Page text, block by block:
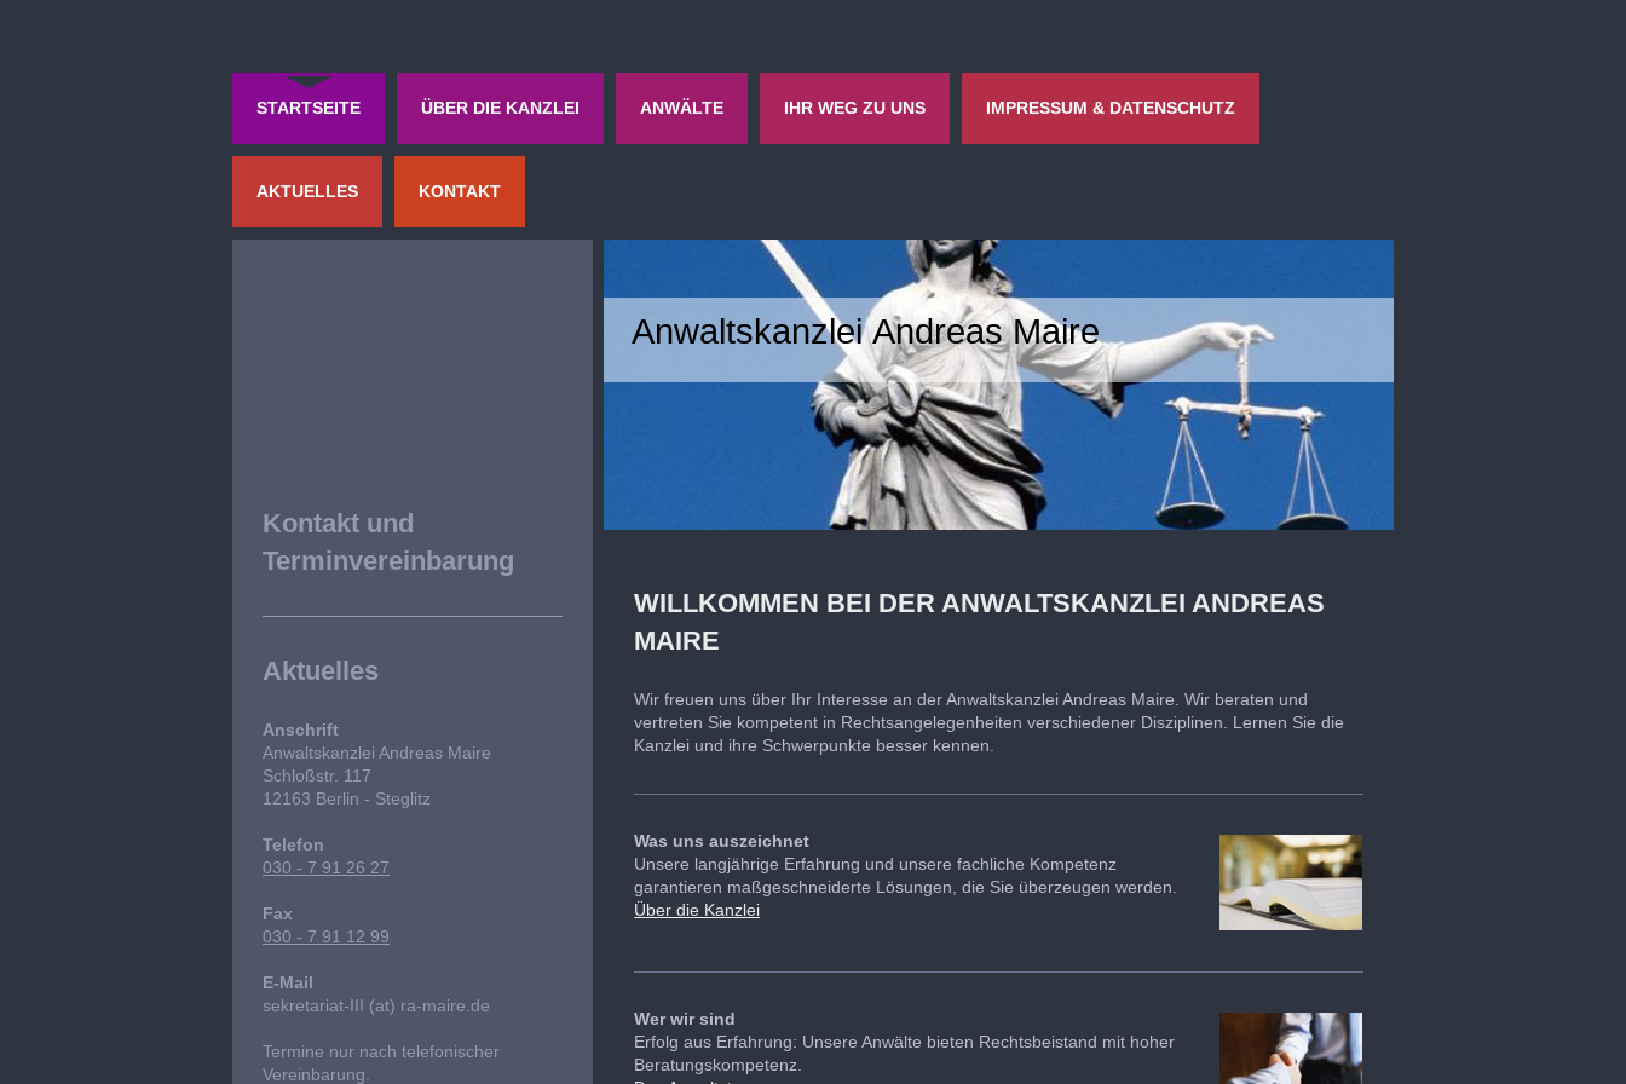
STARTSEITE ÜBER DIE KANZLEI ANWÄLTE IHR WEG ZU UNS IMPRESSUM & DATENSCHUTZ
AKTUELLES KONTAKT
Anwaltskanzlei Andreas Maire
WILLKOMMEN BEI DER ANWALTSKANZLEI ANDREAS
MAIRE
Wir freuen uns über Ihr Interesse an der Anwaltskanzlei Andreas Maire. Wir beraten und
vertreten Sie kompetent in Rechtsangelegenheiten verschiedener Disziplinen. Lernen Sie die
Kanzlei und ihre Schwerpunkte besser kennen.
Was uns auszeichnet
Unsere langjährige Erfahrung und unsere fachliche Kompetenz
garantieren maßgeschneiderte Lösungen, die Sie überzeugen werden.
Über die Kanzlei
Wer wir sind
Erfolg aus Erfahrung: Unsere Anwälte bieten Rechtsbeistand mit hoher
Beratungskompetenz.
Kontakt und
Terminvereinbarung
Aktuelles
Anschrift
Anwaltskanzlei Andreas Maire
Schloßstr. 117
12163 Berlin - Steglitz
Telefon
030 - 7 91 26 27
Fax
030 - 7 91 12 99
E-Mail
sekretariat-III (at) ra-maire.de
Termine nur nach telefonischer
Vereinbarung.